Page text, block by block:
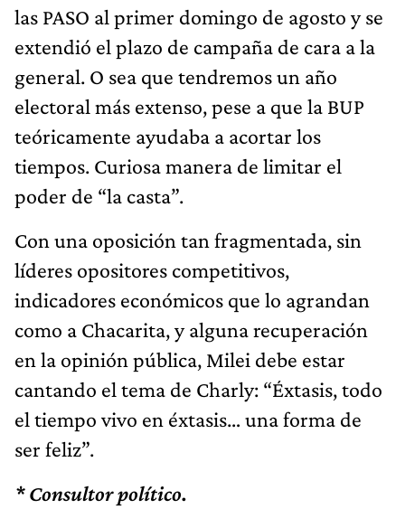
las PASO al primer domingo de agosto y se
extendió el plazo de campaña de cara a la
general. O sea que tendremos un año
electoral más extenso, pese a que la BUP
teóricamente ayudaba a acortar los
tiempos. Curiosa manera de limitar el
poder de “la casta”.
Con una oposición tan fragmentada, sin
líderes opositores competitivos,
indicadores económicos que lo agrandan
como a Chacarita, y alguna recuperación
en la opinión pública, Milei debe estar
cantando el tema de Charly: “Éxtasis, todo
el tiempo vivo en éxtasis… una forma de
ser feliz”.
* Consultor político.